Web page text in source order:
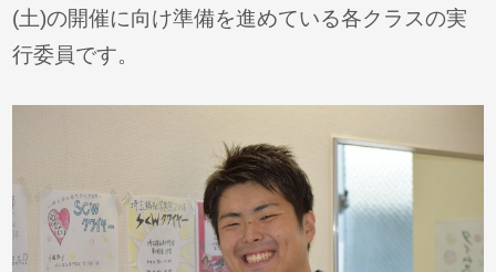
(土)の開催に向け準備を進めている各クラスの実
行委員です。